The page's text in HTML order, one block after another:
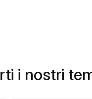
i nostri